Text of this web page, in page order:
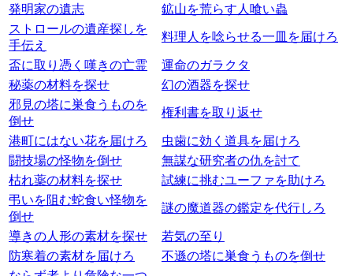
発明家の遺志
鉱山を荒らす人喰い蟲
ストロールの遺産探しを
手伝え
料理人を唸らせる一皿を届けろ
盃に取り憑く嘆きの亡霊
運命のガラクタ
秘薬の材料を探せ
幻の酒器を探せ
邪見の塔に巣食うものを
倒せ
権利書を取り返せ
港町にはない花を届けろ
虫歯に効く道具を届けろ
闘技場の怪物を倒せ
無謀な研究者の仇を討て
枯れ薬の材料を探せ
試練に挑むユーファを助けろ
弔いを阻む蛇食い怪物を
倒せ
謎の魔道器の鑑定を代行しろ
導きの人形の素材を探せ
若気の至り
防寒着の素材を届けろ
不遜の塔に巣食うものを倒せ